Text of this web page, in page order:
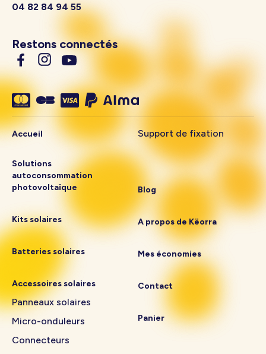
04 82 84 94 55
Restons connectés
Accueil
Solutions
autoconsommation
photovoltaïque
Kits solaires
Batteries solaires
Accessoires solaires
Panneaux solaires
Micro-onduleurs
Connecteurs
Support de fixation
Blog
A propos de Këorra
Mes économies
Contact
Panier